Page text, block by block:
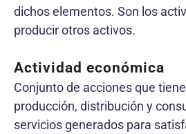
dichos elementos. Son los
producir otros activos.
Actividad económica
Conjunto de acciones que
producción, distribución y
servicios generados para